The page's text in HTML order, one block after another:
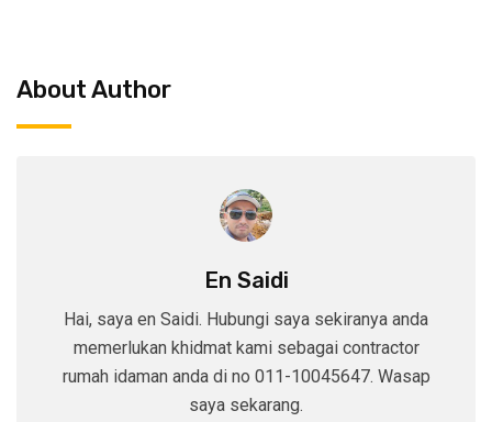
About Author
En Saidi
Hai, saya en Saidi. Hubungi saya sekiranya anda
memerlukan khidmat kami sebagai contractor
rumah idaman anda di no 011-10045647. Wasap
saya sekarang.